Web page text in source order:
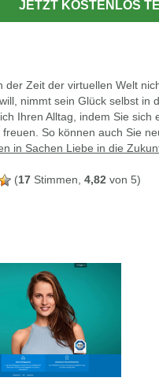
der Zeit der virtuellen Welt
nimmt sein Glück selbst in
Ihren Alltag, indem Sie sich
freuen. So können auch Sie
in Sachen Liebe in die
(17 Stimmen,4,82 von 5)